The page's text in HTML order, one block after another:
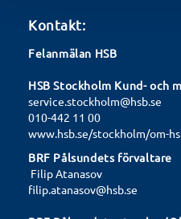
Kontakt:
Felanmälan HSB
HSB Stockholm Kund- och
service.stockholm@hsb.se
010-442 11 00
www.hsb.se/stockholm/om-
BRF Pålsundets förvaltare
Filip Atanasov
filip.atanasov@hsb.se